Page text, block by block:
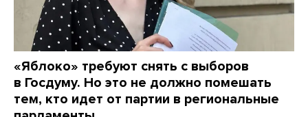
«Яблоко» требуют снять с выборов
в Госдуму. Но это не должно помешать
тем, кто идет от партии в региональные